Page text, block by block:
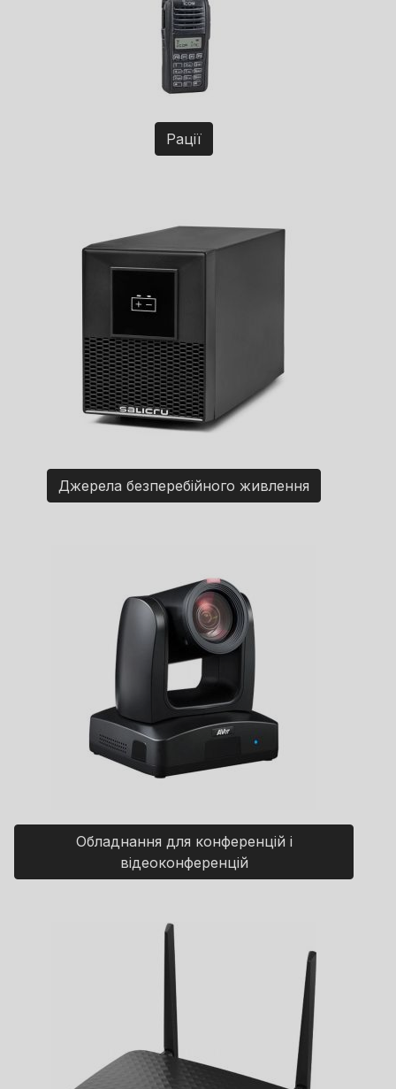
Рації
Джерела безперебійного живлення
Обладнання для конференцій і
відеоконференцій